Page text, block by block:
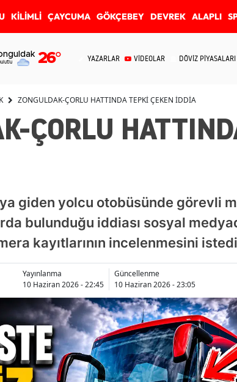
KİLİMLİ ÇAYCUMA GÖKÇEBEY DEVREK ALAPLI
26° YAZARLAR VİDEOLAR DÖVİZ PİYASALARI
ZONGULDAK-ÇORLU HATTINDA TEPKİ ÇEKEN İDDİA
ÇORLU
giden yolcu otobüsünde görevli
bulunduğu iddiası sosyal
kayıtlarının incelenmesini
Yayınlanma
10 Haziran 2026 - 22:45
Güncellenme
10 Haziran 2026 - 23:05